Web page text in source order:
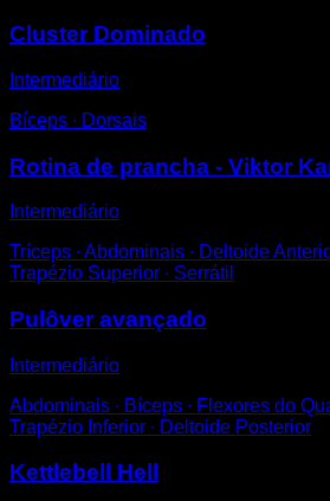
Cluster Dominado
Intermediário
Bíceps ∙ Dorsais
Rotina de prancha - Viktor
Intermediário
Tríceps ∙ Abdominais ∙ Deltoide
Trapézio Superior ∙ Serrátil
Pulôver avançado
Intermediário
Abdominais ∙ Bíceps ∙ Flexores do
Trapézio Inferior ∙ Deltoide Posterior
Kettlebell Hell